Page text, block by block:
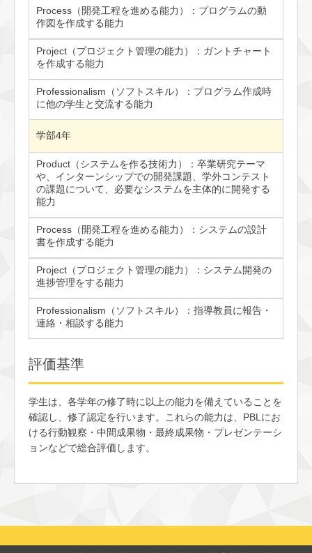
Process（開発工程を進める能力）：プログラムの動
作図を作成する能力
Project（プロジェクト管理の能力）：ガントチャート
を作成する能力
Professionalism（ソフトスキル）：プログラム作成時
に他の学生と交流する能力
学部4年
Product（システムを作る技術力）：卒業研究テーマ
や、インターンシップでの開発課題、学外コンテスト
の課題について、必要なシステムを主体的に開発する
能力
Process（開発工程を進める能力）：システムの設計
書を作成する能力
Project（プロジェクト管理の能力）：システム開発の
進捗管理をする能力
Professionalism（ソフトスキル）：指導教員に報告・
連絡・相談する能力
評価基準
学生は、各学年の修了時に以上の能力を備えていることを
確認し、修了認定を行います。これらの能力は、PBLにお
ける行動観察・中間成果物・最終成果物・プレゼンテーシ
ョンなどで総合評価します。